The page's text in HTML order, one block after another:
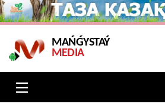
MAŃǴYSTAÝ
MEDIA